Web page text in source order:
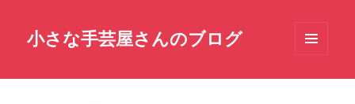
小さな手芸屋さんのブログ
ーとウ